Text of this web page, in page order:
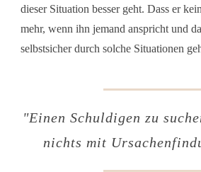
dieser Situation besser geht. Dass er
mehr, wenn ihn jemand anspricht und
selbstsicher durch solche Situationen
"Einen Schuldigen zu
nichts mit